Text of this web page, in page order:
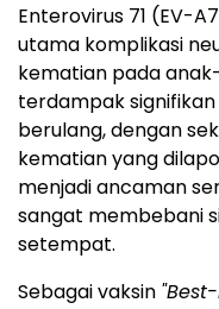
Enterovirus 71 (EV-
utama komplikasi
kematian pada
terdampak
berulang, dengan
kematian yang
menjadi ancaman
sangat membebani
setempat.
Sebagai vaksin